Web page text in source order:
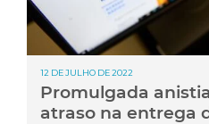
12 DE JULHO DE 2022
Promulgada
atraso na entrega